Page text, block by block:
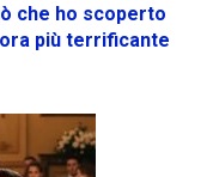
che ho scoperto
più terrificante